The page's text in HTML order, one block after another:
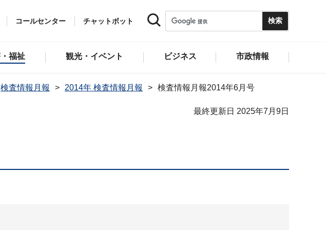
コールセンター チャットボット
福祉 観光・イベント ビジネス 市政情報
検査情報月報 2014年 検査情報月報 検査情報月報2014年6月号
最終更新日 2025年7月9日